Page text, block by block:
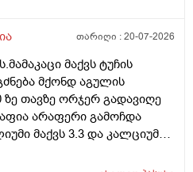
თარიღი :20-07-2026
მაქვს ტუჩის
მქონდ აგულის
ზე თავზე ორჯერ გადავიღე
არაფერი გამოჩდა
მაქვს 3.3 და კალციუმი